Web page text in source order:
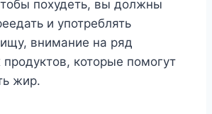
похудеть, вы должны
и употреблять
внимание на ряд
продуктов, которые помогут
жир.